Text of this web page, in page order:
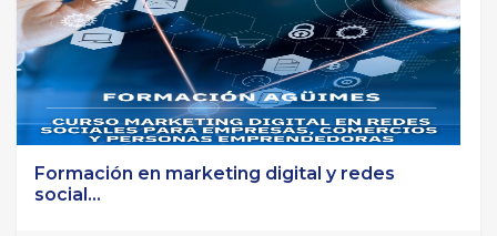
Formación en marketing digital y redes
social...